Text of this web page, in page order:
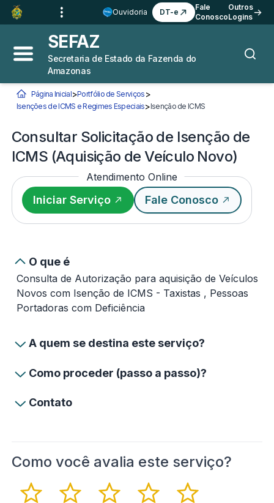
Ir para o
Conteúdo
Ir para a
Navegação 3
Ir para o
Rodapé 4
Ouvidoria DT-e
Fale
Conosco
Outros
Logins
Abrir menu principal
SEFAZ
Secretaria de Estado da Fazenda do
Amazonas
Você está aqui:
Página Inicial>Portfólio de Serviços >
Isenções de ICMS e Regimes Especiais>Isenção de ICMSConsultar
Consultar Solicitação de Isenção de
ICMS (Aquisição de Veículo Novo)
Atendimento Online
Iniciar Serviço Fale Conosco
O que é
Consulta de Autorização para aquisição de Veículos
Novos com Isenção de ICMS - Taxistas , Pessoas
Portadoras com Deficiência
A quem se destina este serviço?
Como proceder (passo a passo)?
Contato
Como você avalia este serviço?